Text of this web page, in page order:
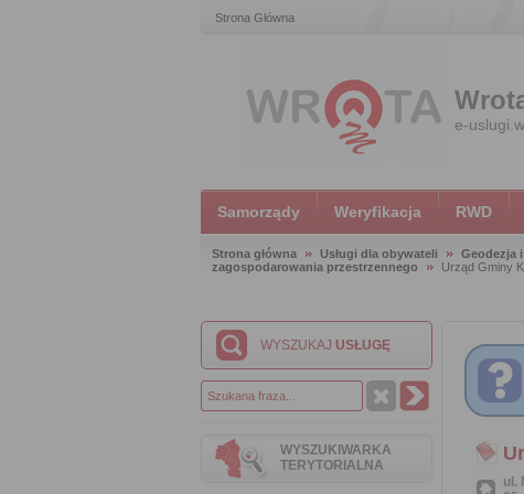
Strona Główna
e-
Samorządy Weryfikacja RWD
Strona główna Usługi dla obywateli Geodezja
zagospodarowania przestrzennego
Urząd Gminy
WYSZUKAJ USŁUGĘ
WYSZUKIWARKA
TERYTORIALNA
ul.